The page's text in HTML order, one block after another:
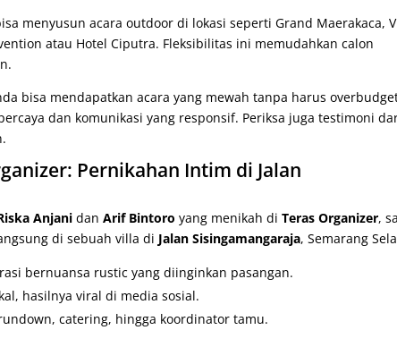
menyusun acara outdoor di lokasi seperti Grand Maerakaca,
atau Hotel Ciputra. Fleksibilitas ini memudahkan calon
bisa mendapatkan acara yang mewah tanpa harus
dan komunikasi yang responsif. Periksa juga testimoni
Pernikahan Intim di Jalan
Anjani danArif Bintoro yang menikah diTeras Organizer,
di sebuah villa di Jalan Sisingamangaraja, Semarang
bernuansa rustic yang diinginkan pasangan.
hasilnya viral di media sosial.
catering, hingga koordinator tamu.